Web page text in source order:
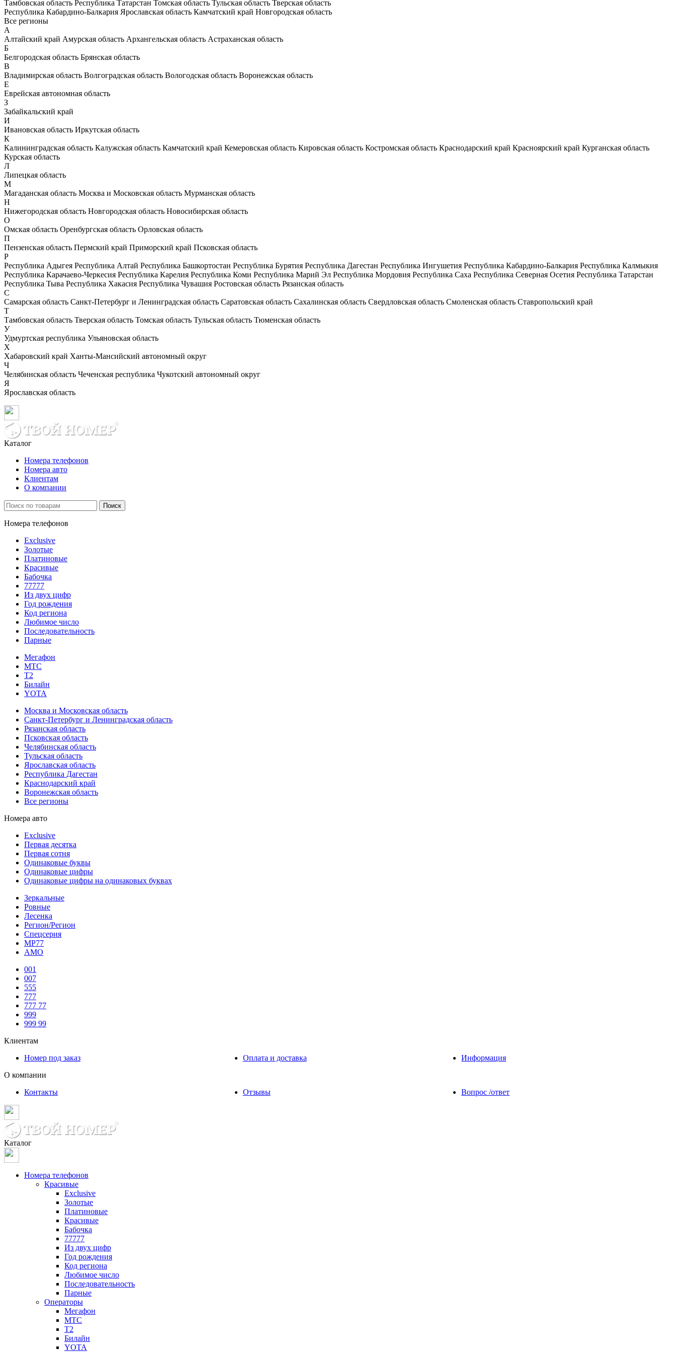
Тамбовская область Республика Татарстан Томская область Тульская область Тверская область
Республика Кабардино-Балкария Ярославская область Камчатский край Новгородская область
Все регионы
А
Алтайский край Амурская область Архангельская область Астраханская область
Б
Белгородская область Брянская область
В
Владимирская область Волгоградская область Вологодская область Воронежская область
Е
Еврейская автономная область
З
Забайкальский край
И
Ивановская область Иркутская область
К
Калининградская область Калужская область Камчатский край Кемеровская область Кировская область Костромская область Краснодарский край Красноярский край Курганская область
Курская область
Л
Липецкая область
М
Магаданская область Москва и Московская область Мурманская область
Н
Нижегородская область Новгородская область Новосибирская область
О
Омская область Оренбургская область Орловская область
П
Пензенская область Пермский край Приморский край Псковская область
Р
Республика Адыгея Республика Алтай Республика Башкортостан Республика Бурятия Республика Дагестан Республика Ингушетия Республика Кабардино-Балкария Республика Калмыкия
Республика Карачаево-Черкесия Республика Карелия Республика Коми Республика Марий Эл Республика Мордовия Республика Саха Республика Северная Осетия Республика Татарстан
Республика Тыва Республика Хакасия Республика Чувашия Ростовская область Рязанская область
С
Самарская область Санкт-Петербург и Ленинградская область Саратовская область Сахалинская область Свердловская область Смоленская область Ставропольский край
Т
Тамбовская область Тверская область Томская область Тульская область Тюменская область
У
Удмуртская республика Ульяновская область
Х
Хабаровский край Ханты-Мансийский автономный округ
Ч
Челябинская область Чеченская республика Чукотский автономный округ
Я
Ярославская область
Каталог
Номера телефонов
Номера авто
Клиентам
О компании
Поиск
Номера телефонов
Exclusive
Золотые
Платиновые
Красивые
Бабочка
77777
Из двух цифр
Год рождения
Код региона
Любимое число
Последовательность
Парные
Мегафон
МТС
Т2
Билайн
YOTA
Москва и Московская область
Санкт-Петербург и Ленинградская область
Рязанская область
Псковская область
Челябинская область
Тульская область
Ярославская область
Республика Дагестан
Краснодарский край
Воронежская область
Все регионы
Номера авто
Exclusive
Первая десятка
Первая сотня
Одинаковые буквы
Одинаковые цифры
Одинаковые цифры на одинаковых буквах
Зеркальные
Ровные
Лесенка
Регион/Регион
Спецсерия
МР77
АМО
001
007
555
777
777 77
999
999 99
Клиентам
Номер под заказ
Оплата и доставка
Информация
О компании
Контакты
Отзывы Вопрос /ответ
Каталог
Номера телефонов
Красивые
Exclusive
Золотые
Платиновые
Красивые
Бабочка
77777
Из двух цифр
Год рождения
Код региона
Любимое число
Последовательность
Парные
Операторы
Мегафон
МТС
Т2
Билайн
YOTA